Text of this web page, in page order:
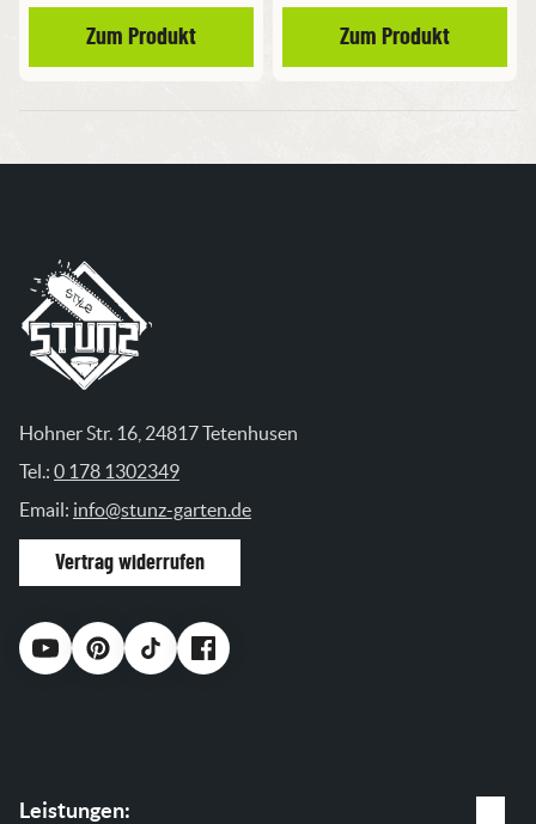
Zum Produkt Zum Produkt
Hohner Str. 16, 24817 Tetenhusen
Tel.: 0 178 1302349
Email: info@stunz-garten.de
Vertrag widerrufen
Leistungen: